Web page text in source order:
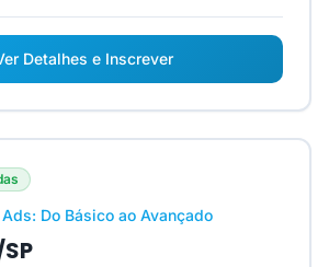
Detalhes e Inscrever
Do Básico ao Avançado